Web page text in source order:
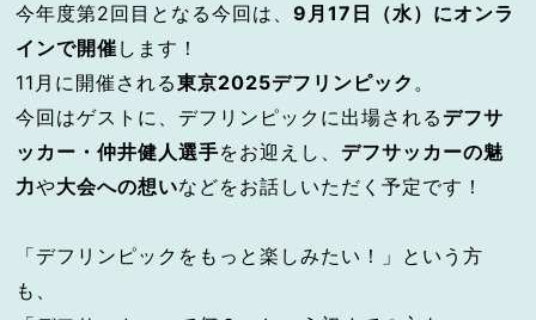
今年度第2回目となる今回は、 9月17日（水）にオンラ
インで開催 します！
11月に開催される東京2025デフリンピック 。
今回はゲストに、デフリンピックに出場される デフサ
ッカー・仲井健人選手をお迎えし、 デフサッカーの魅
力や大会への想いなどをお話しいただく予定です！
「デフリンピックをもっと楽しみたい！」という方
も、